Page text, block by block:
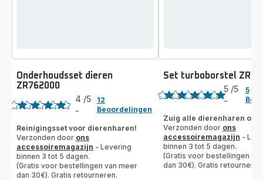
Onderhoudsset dieren
ZR762000
Beoordeling
met
4
sterren
(gemiddeld)
4 /5
-
12
Beoordelingen
Reinigingsset voor dierenharen!
Verzonden door ons
accessoiremagazijn - Levering
binnen 3 tot 5 dagen.
(Gratis voor bestellingen van meer
dan 30€). Gratis retourneren.
Set turboborstel
Beoordeling
met
5
sterren
(gemiddeld)
5 /5
-
5
Zuig alle dierenharen op!
Verzonden door ons
accessoiremagazijn -
binnen 3 tot 5 dagen.
(Gratis voor bestellingen
dan 30€). Gratis